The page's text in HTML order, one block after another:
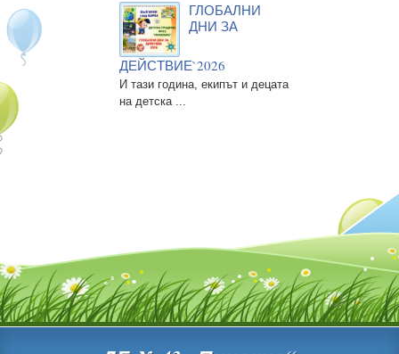
ГЛОБАЛНИ
ДНИ ЗА
ДЕЙСТВИЕ`2026
И тази година, екипът и децата
на детска ...